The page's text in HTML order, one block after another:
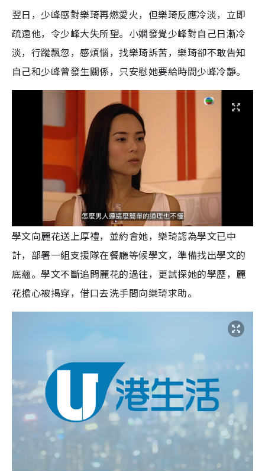
翌日，少峰感對樂琦再燃愛火，但樂琦反應冷淡，立即
疏遠他，令少峰大失所望。小嫻發覺少峰對自己日漸冷
淡，行蹤飄忽，感煩惱，找樂琦訴苦，樂琦卻不敢告知
自己和少峰曾發生關係，只安慰她要給時間少峰冷靜。
學文向麗花送上厚禮，並約會她，樂琦認為學文已中
計，部署一組支援隊在餐廳等候學文，準備找出學文的
底蘊。學文不斷追問麗花的過往，更試探她的學歷，麗
花擔心被揭穿，借口去洗手間向樂琦求助。